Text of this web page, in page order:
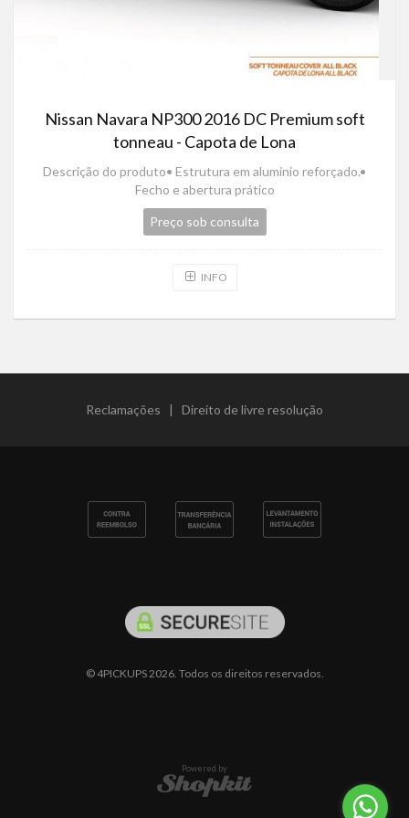
Nissan Navara NP300 2016 DC Premium soft
tonneau - Capota de Lona
Descrição do produto• Estrutura em aluminio reforçado.•
Fecho e abertura prático
Preço sob consulta
INFO
Reclamações | Direito de livre resolução
© 4PICKUPS 2026. Todos os direitos reservados.
Powered by